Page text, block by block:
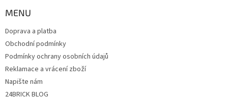
MENU
Doprava a platba
Obchodní podmínky
Podmínky ochrany osobních údajů
Reklamace a vrácení zboží
Napište nám
24BRICK BLOG